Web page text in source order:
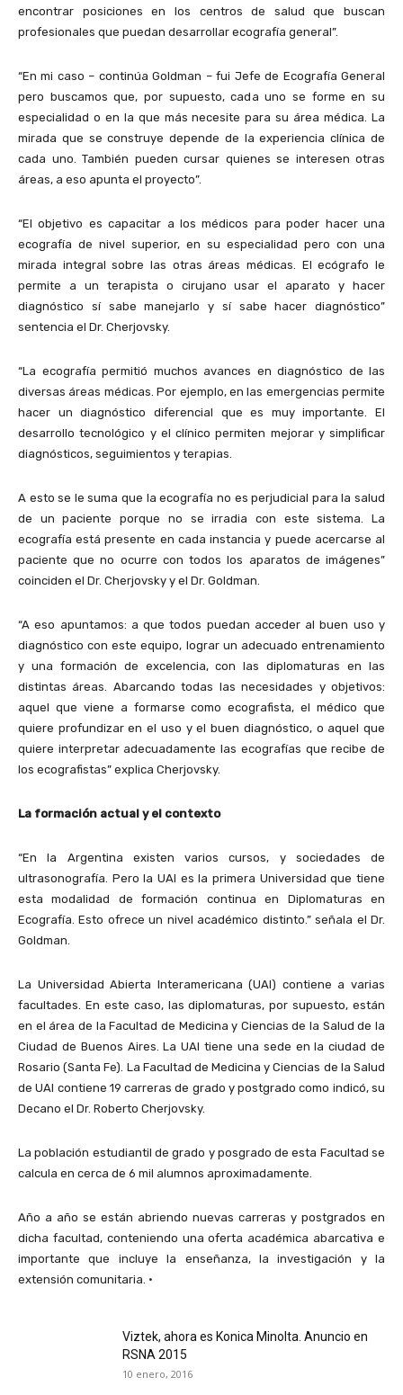
encontrar posiciones en los centros de salud que buscan
profesionales que puedan desarrollar ecografía general”.
“En mi caso – continúa Goldman – fui Jefe de Ecografía General
pero buscamos que, por supuesto, cada uno se forme en su
especialidad o en la que más necesite para su área médica. La
mirada que se construye depende de la experiencia clínica de
cada uno. También pueden cursar quienes se interesen otras
áreas, a eso apunta el proyecto”.
“El objetivo es capacitar a los médicos para poder hacer una
ecografía de nivel superior, en su especialidad pero con una
mirada integral sobre las otras áreas médicas. El ecógrafo le
permite a un terapista o cirujano usar el aparato y hacer
diagnóstico sí sabe manejarlo y sí sabe hacer diagnóstico”
sentencia el Dr. Cherjovsky.
“La ecografía permitió muchos avances en diagnóstico de las
diversas áreas médicas. Por ejemplo, en las emergencias permite
hacer un diagnóstico diferencial que es muy importante. El
desarrollo tecnológico y el clínico permiten mejorar y simplificar
diagnósticos, seguimientos y terapias.
A esto se le suma que la ecografía no es perjudicial para la salud
de un paciente porque no se irradia con este sistema. La
ecografía está presente en cada instancia y puede acercarse al
paciente que no ocurre con todos los aparatos de imágenes”
coinciden el Dr. Cherjovsky y el Dr. Goldman.
“A eso apuntamos: a que todos puedan acceder al buen uso y
diagnóstico con este equipo, lograr un adecuado entrenamiento
y una formación de excelencia, con las diplomaturas en las
distintas áreas. Abarcando todas las necesidades y objetivos:
aquel que viene a formarse como ecografista, el médico que
quiere profundizar en el uso y el buen diagnóstico, o aquel que
quiere interpretar adecuadamente las ecografías que recibe de
los ecografistas” explica Cherjovsky.
La formación actual y el contexto
“En la Argentina existen varios cursos, y sociedades de
ultrasonografía. Pero la UAI es la primera Universidad que tiene
esta modalidad de formación continua en Diplomaturas en
Ecografía. Esto ofrece un nivel académico distinto.” señala el Dr.
Goldman.
La Universidad Abierta Interamericana (UAI) contiene a varias
facultades. En este caso, las diplomaturas, por supuesto, están
en el área de la Facultad de Medicina y Ciencias de la Salud de la
Ciudad de Buenos Aires. La UAI tiene una sede en la ciudad de
Rosario (Santa Fe). La Facultad de Medicina y Ciencias de la Salud
de UAI contiene 19 carreras de grado y postgrado como indicó, su
Decano el Dr. Roberto Cherjovsky.
La población estudiantil de grado y posgrado de esta Facultad se
calcula en cerca de 6 mil alumnos aproximadamente.
Año a año se están abriendo nuevas carreras y postgrados en
dicha facultad, conteniendo una oferta académica abarcativa e
importante que incluye la enseñanza, la investigación y la
extensión comunitaria. •
Viztek, ahora es Konica Minolta. Anuncio en
RSNA 2015
10 enero, 2016